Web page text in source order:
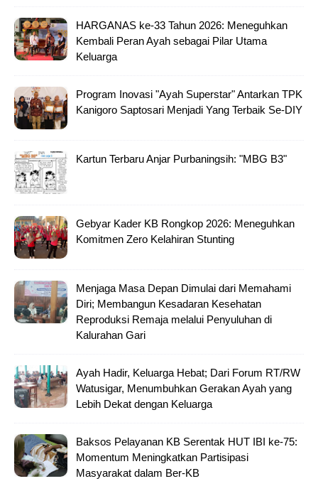
HARGANAS ke-33 Tahun 2026: Meneguhkan
Kembali Peran Ayah sebagai Pilar Utama
Keluarga
Program Inovasi "Ayah Superstar" Antarkan TPK
Kanigoro Saptosari Menjadi Yang Terbaik Se-DIY
Kartun Terbaru Anjar Purbaningsih: "MBG B3"
Gebyar Kader KB Rongkop 2026: Meneguhkan
Komitmen Zero Kelahiran Stunting
Menjaga Masa Depan Dimulai dari Memahami
Diri; Membangun Kesadaran Kesehatan
Reproduksi Remaja melalui Penyuluhan di
Kalurahan Gari
Ayah Hadir, Keluarga Hebat; Dari Forum RT/RW
Watusigar, Menumbuhkan Gerakan Ayah yang
Lebih Dekat dengan Keluarga
Baksos Pelayanan KB Serentak HUT IBI ke-75:
Momentum Meningkatkan Partisipasi
Masyarakat dalam Ber-KB